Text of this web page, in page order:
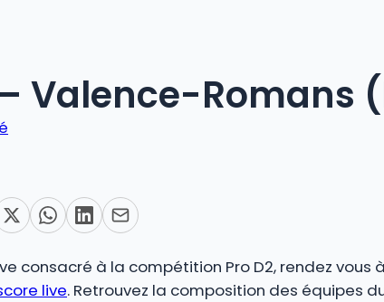
Valence-Romans
consacré à la compétition Pro D2, rendez
live. Retrouvez la composition des équipes